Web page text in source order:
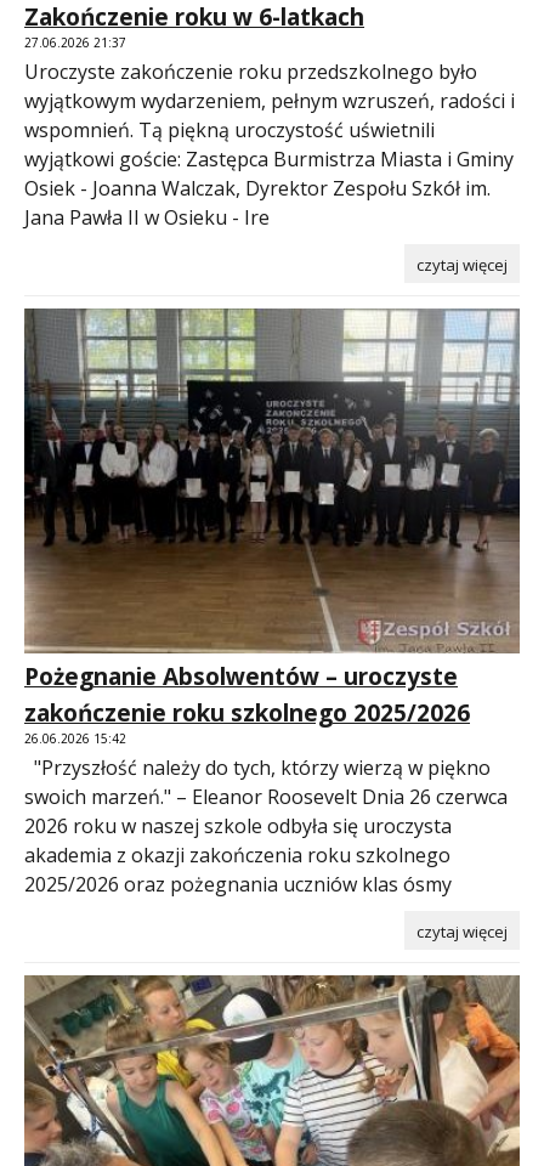
Zakończenie roku w 6-latkach
27.06.2026 21:37
Uroczyste zakończenie roku przedszkolnego było
wyjątkowym wydarzeniem, pełnym wzruszeń, radości i
wspomnień. Tą piękną uroczystość uświetnili
wyjątkowi goście: Zastępca Burmistrza Miasta i Gminy
Osiek - Joanna Walczak, Dyrektor Zespołu Szkół im.
Jana Pawła II w Osieku - Ire
czytaj więcej
Pożegnanie Absolwentów – uroczyste
zakończenie roku szkolnego 2025/2026
26.06.2026 15:42
"Przyszłość należy do tych, którzy wierzą w piękno
swoich marzeń." – Eleanor Roosevelt Dnia 26 czerwca
2026 roku w naszej szkole odbyła się uroczysta
akademia z okazji zakończenia roku szkolnego
2025/2026 oraz pożegnania uczniów klas ósmy
czytaj więcej